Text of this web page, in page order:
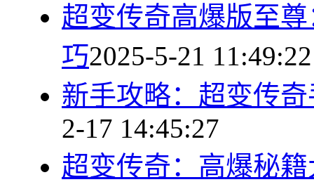
超变传奇高爆版至
巧2025-5-21 11:49:22
新手攻略：超变传
2-17 14:45:27
超变传奇：高爆秘